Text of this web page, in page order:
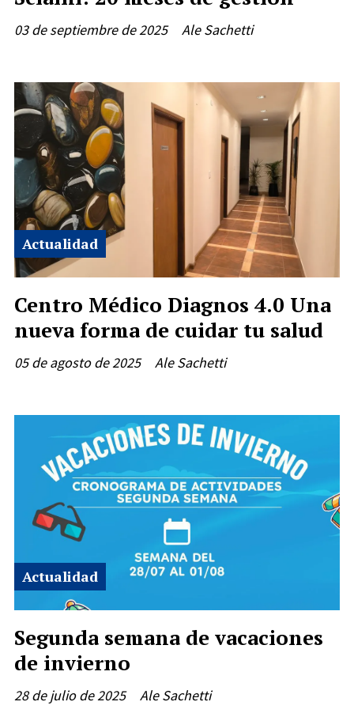
Ale Sachetti
03 de septiembre de 2025
Centro Médico Diagnos 4.0 Una
nueva forma de cuidar tu salud
Ale Sachetti
Actualidad
05 de agosto de 2025
Segunda semana de vacaciones
de invierno
Ale Sachetti
Actualidad
28 de julio de 2025